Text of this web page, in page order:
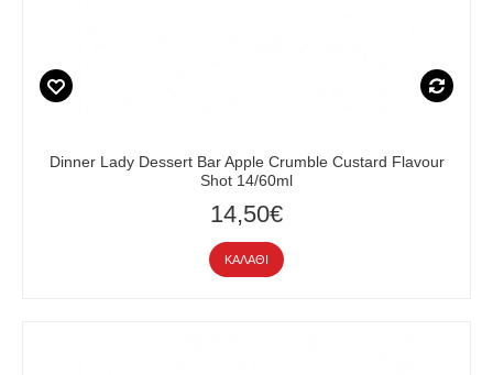
Dinner Lady Dessert Bar Apple Crumble Custard Flavour
Shot 14/60ml
14,50€
ΚΑΛΆΘΙ